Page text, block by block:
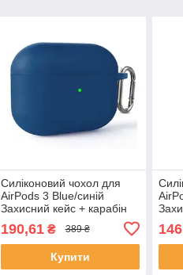
Силіконовий чохол для
AirPods 3 Blue/синій
Захисний кейс + карабін
190,61₴ 389 ₴
Купити